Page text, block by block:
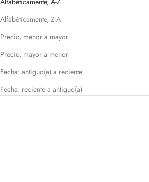
El artículo más comprado en el segmento de
lo útil y prácticos que son estos accesorios
todos necesitamos un lugar donde
Alfabéticamente, Z-A
Precio, menor a mayor
Precio, mayor a menor
Fecha: antiguo(a) a reciente
Fecha: reciente a antiguo(a)